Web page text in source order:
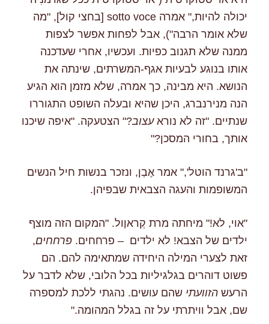
יכולה להיות," אמרה sotto voce [בחצי קול], "מה
שלא אומר הרבה"), אבל לפחות אפשר לצפות
ממנה שלא תגנוב כפיות. ועכשיו, אחרי שעדכנה
אותו בנוגע לבעיות אגף-המשרתים, שינתה את
הנושא. היא מבינה, כך אמרה, שלא מזמן הוא הגיע
הנה מנירנברג, היכן שהיא ובעלה השופט התגוררו
שנתיים. "זה לא נוראעצוב?" הצטעקה. "איפה שיכנו
אותך, בחורי המסכן?"
"ב'גרנד הוטל'," אמר אֶבְן, ונזכר בנשות חיל הנשים
המשופמות והעגה הצבאית שבפיהן.
"אוי, לא!" מיחתה מרת קְראוֶול. "המקום הזה מוצף
ילדים של הצבא! לא ילדים – פרחחים. פרחחים,
זאת לצערי המילה היחידה שמתאימה להם. הם
פשוט דוהרים בגלגיליות בכל הלובי, שלא לדבר על
הרעש הזוועתי שהם עושים. נהגתי ללכת למספרה
שם, אבל וויתרתי על זה בגלל המהומה."